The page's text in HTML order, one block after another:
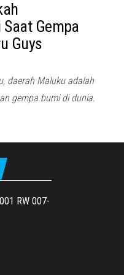
Gempa
Guys
daerah Maluku adalah
gempa bumi di dunia.
RW 007-